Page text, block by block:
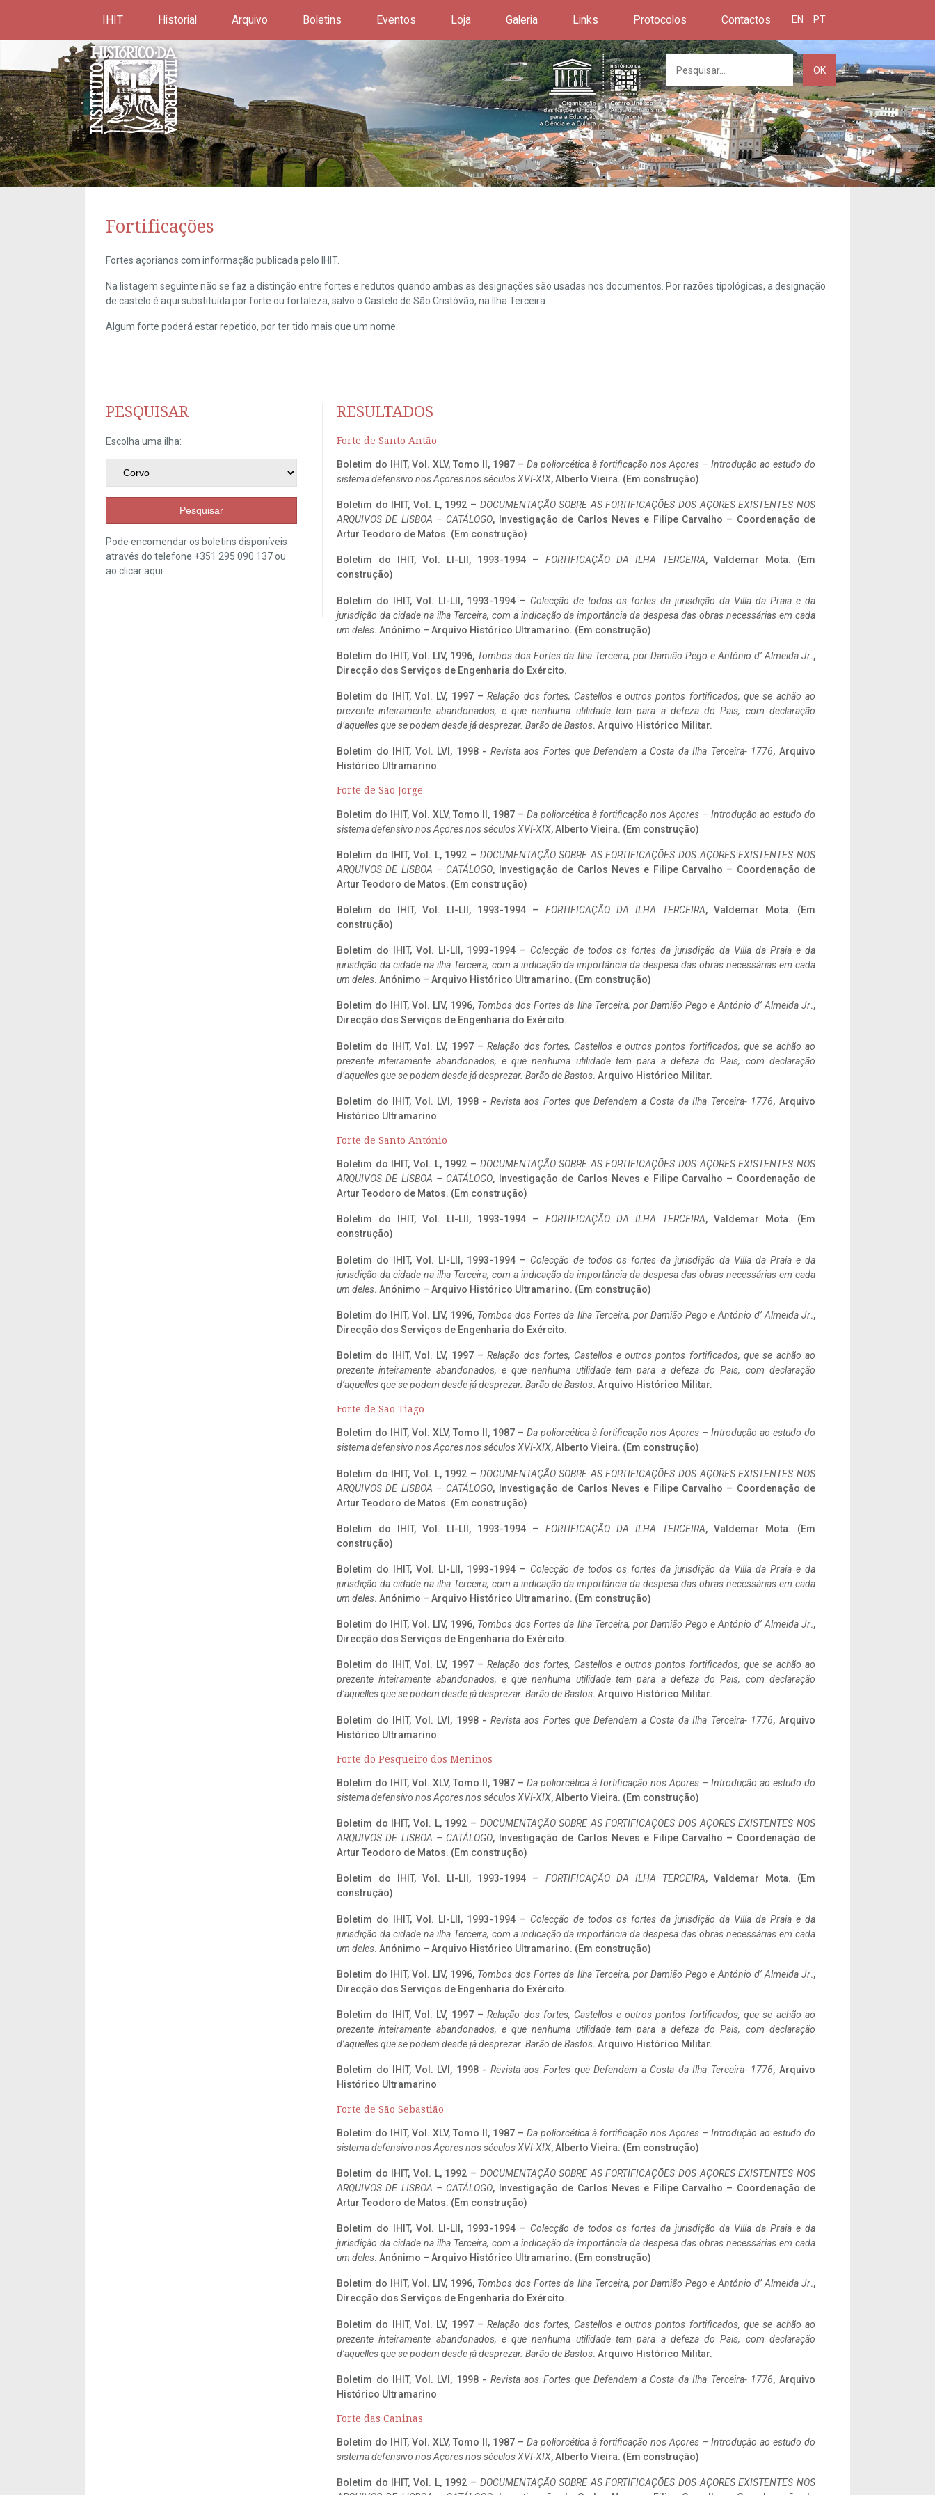
IHIT Historial Arquivo Boletins Eventos Loja Galeria Links Protocolos Contactos EN PT
OK
Fortificações
Fortes açorianos com informação publicada pelo IHIT.
Na listagem seguinte não se faz a distinção entre fortes e redutos quando ambas as designações são usadas nos documentos. Por razões tipológicas, a designação
de castelo é aqui substituída por forte ou fortaleza, salvo o Castelo de São Cristóvão, na Ilha Terceira.
Algum forte poderá estar repetido, por ter tido mais que um nome.
PESQUISAR
Escolha uma ilha:
Pesquisar
Pode encomendar os boletins disponíveis
através do telefone +351 295 090 137 ou
ao clicaraqui
RESULTADOS
Forte de Santo Antão
Boletim do IHIT, Vol. XLV, Tomo II, 1987 – Da poliorcética à fortificação nos Açores – Introdução ao estudo do
sistema defensivo nos Açores nos séculos XVI-XIX, Alberto Vieira. (Em construção)
Boletim do IHIT, Vol. L, 1992 – DOCUMENTAÇÃO SOBRE AS FORTIFICAÇÕES DOS AÇORES EXISTENTES NOS
ARQUIVOS DE LISBOA – CATÁLOGO, Investigação de Carlos Neves e Filipe Carvalho – Coordenação de
Artur Teodoro de Matos. (Em construção)
Boletim do IHIT, Vol. LI-LII, 1993-1994 – FORTIFICAÇÃO DA ILHA TERCEIRA, Valdemar Mota. (Em
construção)
Boletim do IHIT, Vol. LI-LII, 1993-1994 – Colecção de todos os fortes da jurisdição da Villa da Praia e da
jurisdição da cidade na ilha Terceira, com a indicação da importância da despesa das obras necessárias em cada
um deles. Anónimo – Arquivo Histórico Ultramarino. (Em construção)
Boletim do IHIT, Vol. LIV, 1996, Tombos dos Fortes da Ilha Terceira, por Damião Pego e António d’ Almeida Jr.,
Direcção dos Serviços de Engenharia do Exército.
Boletim do IHIT, Vol. LV, 1997 –Relação dos fortes, Castellos e outros pontos fortificados, que se achão ao
prezente inteiramente abandonados, e que nenhuma utilidade tem para a defeza do Pais, com declaração
d’aquelles que se podem desde já desprezar. Barão de Bastos. Arquivo Histórico Militar.
Boletim do IHIT, Vol. LVI, 1998 - Revista aos Fortes que Defendem a Costa da Ilha Terceira- 1776, Arquivo
Histórico Ultramarino
Forte de São Jorge
Boletim do IHIT, Vol. XLV, Tomo II, 1987 – Da poliorcética à fortificação nos Açores – Introdução ao estudo do
sistema defensivo nos Açores nos séculos XVI-XIX, Alberto Vieira. (Em construção)
Boletim do IHIT, Vol. L, 1992 – DOCUMENTAÇÃO SOBRE AS FORTIFICAÇÕES DOS AÇORES EXISTENTES NOS
ARQUIVOS DE LISBOA – CATÁLOGO, Investigação de Carlos Neves e Filipe Carvalho – Coordenação de
Artur Teodoro de Matos. (Em construção)
Boletim do IHIT, Vol. LI-LII, 1993-1994 – FORTIFICAÇÃO DA ILHA TERCEIRA, Valdemar Mota. (Em
construção)
Boletim do IHIT, Vol. LI-LII, 1993-1994 – Colecção de todos os fortes da jurisdição da Villa da Praia e da
jurisdição da cidade na ilha Terceira, com a indicação da importância da despesa das obras necessárias em cada
um deles. Anónimo – Arquivo Histórico Ultramarino. (Em construção)
Boletim do IHIT, Vol. LIV, 1996, Tombos dos Fortes da Ilha Terceira, por Damião Pego e António d’ Almeida Jr.,
Direcção dos Serviços de Engenharia do Exército.
Boletim do IHIT, Vol. LV, 1997 –Relação dos fortes, Castellos e outros pontos fortificados, que se achão ao
prezente inteiramente abandonados, e que nenhuma utilidade tem para a defeza do Pais, com declaração
d’aquelles que se podem desde já desprezar. Barão de Bastos. Arquivo Histórico Militar.
Boletim do IHIT, Vol. LVI, 1998 - Revista aos Fortes que Defendem a Costa da Ilha Terceira- 1776, Arquivo
Histórico Ultramarino
Forte de Santo António
Boletim do IHIT, Vol. L, 1992 – DOCUMENTAÇÃO SOBRE AS FORTIFICAÇÕES DOS AÇORES EXISTENTES NOS
ARQUIVOS DE LISBOA – CATÁLOGO, Investigação de Carlos Neves e Filipe Carvalho – Coordenação de
Artur Teodoro de Matos. (Em construção)
Boletim do IHIT, Vol. LI-LII, 1993-1994 – FORTIFICAÇÃO DA ILHA TERCEIRA, Valdemar Mota. (Em
construção)
Boletim do IHIT, Vol. LI-LII, 1993-1994 – Colecção de todos os fortes da jurisdição da Villa da Praia e da
jurisdição da cidade na ilha Terceira, com a indicação da importância da despesa das obras necessárias em cada
um deles. Anónimo – Arquivo Histórico Ultramarino. (Em construção)
Boletim do IHIT, Vol. LIV, 1996, Tombos dos Fortes da Ilha Terceira, por Damião Pego e António d’ Almeida Jr.,
Direcção dos Serviços de Engenharia do Exército.
Boletim do IHIT, Vol. LV, 1997 –Relação dos fortes, Castellos e outros pontos fortificados, que se achão ao
prezente inteiramente abandonados, e que nenhuma utilidade tem para a defeza do Pais, com declaração
d’aquelles que se podem desde já desprezar. Barão de Bastos. Arquivo Histórico Militar.
Forte de São Tiago
Boletim do IHIT, Vol. XLV, Tomo II, 1987 – Da poliorcética à fortificação nos Açores – Introdução ao estudo do
sistema defensivo nos Açores nos séculos XVI-XIX, Alberto Vieira. (Em construção)
Boletim do IHIT, Vol. L, 1992 – DOCUMENTAÇÃO SOBRE AS FORTIFICAÇÕES DOS AÇORES EXISTENTES NOS
ARQUIVOS DE LISBOA – CATÁLOGO, Investigação de Carlos Neves e Filipe Carvalho – Coordenação de
Artur Teodoro de Matos. (Em construção)
Boletim do IHIT, Vol. LI-LII, 1993-1994 – FORTIFICAÇÃO DA ILHA TERCEIRA, Valdemar Mota. (Em
construção)
Boletim do IHIT, Vol. LI-LII, 1993-1994 – Colecção de todos os fortes da jurisdição da Villa da Praia e da
jurisdição da cidade na ilha Terceira, com a indicação da importância da despesa das obras necessárias em cada
um deles. Anónimo – Arquivo Histórico Ultramarino. (Em construção)
Boletim do IHIT, Vol. LIV, 1996, Tombos dos Fortes da Ilha Terceira, por Damião Pego e António d’ Almeida Jr.,
Direcção dos Serviços de Engenharia do Exército.
Boletim do IHIT, Vol. LV, 1997 –Relação dos fortes, Castellos e outros pontos fortificados, que se achão ao
prezente inteiramente abandonados, e que nenhuma utilidade tem para a defeza do Pais, com declaração
d’aquelles que se podem desde já desprezar. Barão de Bastos. Arquivo Histórico Militar.
Boletim do IHIT, Vol. LVI, 1998 - Revista aos Fortes que Defendem a Costa da Ilha Terceira- 1776, Arquivo
Histórico Ultramarino
Forte do Pesqueiro dos Meninos
Boletim do IHIT, Vol. XLV, Tomo II, 1987 – Da poliorcética à fortificação nos Açores – Introdução ao estudo do
sistema defensivo nos Açores nos séculos XVI-XIX, Alberto Vieira. (Em construção)
Boletim do IHIT, Vol. L, 1992 – DOCUMENTAÇÃO SOBRE AS FORTIFICAÇÕES DOS AÇORES EXISTENTES NOS
ARQUIVOS DE LISBOA – CATÁLOGO, Investigação de Carlos Neves e Filipe Carvalho – Coordenação de
Artur Teodoro de Matos. (Em construção)
Boletim do IHIT, Vol. LI-LII, 1993-1994 – FORTIFICAÇÃO DA ILHA TERCEIRA, Valdemar Mota. (Em
construção)
Boletim do IHIT, Vol. LI-LII, 1993-1994 – Colecção de todos os fortes da jurisdição da Villa da Praia e da
jurisdição da cidade na ilha Terceira, com a indicação da importância da despesa das obras necessárias em cada
um deles. Anónimo – Arquivo Histórico Ultramarino. (Em construção)
Boletim do IHIT, Vol. LIV, 1996, Tombos dos Fortes da Ilha Terceira, por Damião Pego e António d’ Almeida Jr.,
Direcção dos Serviços de Engenharia do Exército.
Boletim do IHIT, Vol. LV, 1997 –Relação dos fortes, Castellos e outros pontos fortificados, que se achão ao
prezente inteiramente abandonados, e que nenhuma utilidade tem para a defeza do Pais, com declaração
d’aquelles que se podem desde já desprezar. Barão de Bastos. Arquivo Histórico Militar.
Boletim do IHIT, Vol. LVI, 1998 - Revista aos Fortes que Defendem a Costa da Ilha Terceira- 1776, Arquivo
Histórico Ultramarino
Forte de São Sebastião
Boletim do IHIT, Vol. XLV, Tomo II, 1987 – Da poliorcética à fortificação nos Açores – Introdução ao estudo do
sistema defensivo nos Açores nos séculos XVI-XIX, Alberto Vieira. (Em construção)
Boletim do IHIT, Vol. L, 1992 – DOCUMENTAÇÃO SOBRE AS FORTIFICAÇÕES DOS AÇORES EXISTENTES NOS
ARQUIVOS DE LISBOA – CATÁLOGO, Investigação de Carlos Neves e Filipe Carvalho – Coordenação de
Artur Teodoro de Matos. (Em construção)
Boletim do IHIT, Vol. LI-LII, 1993-1994 – Colecção de todos os fortes da jurisdição da Villa da Praia e da
jurisdição da cidade na ilha Terceira, com a indicação da importância da despesa das obras necessárias em cada
um deles. Anónimo – Arquivo Histórico Ultramarino. (Em construção)
Boletim do IHIT, Vol. LIV, 1996, Tombos dos Fortes da Ilha Terceira, por Damião Pego e António d’ Almeida Jr.,
Direcção dos Serviços de Engenharia do Exército.
Boletim do IHIT, Vol. LV, 1997 –Relação dos fortes, Castellos e outros pontos fortificados, que se achão ao
prezente inteiramente abandonados, e que nenhuma utilidade tem para a defeza do Pais, com declaração
d’aquelles que se podem desde já desprezar. Barão de Bastos. Arquivo Histórico Militar.
Boletim do IHIT, Vol. LVI, 1998 - Revista aos Fortes que Defendem a Costa da Ilha Terceira- 1776, Arquivo
Histórico Ultramarino
Forte das Caninas
Boletim do IHIT, Vol. XLV, Tomo II, 1987 – Da poliorcética à fortificação nos Açores – Introdução ao estudo do
sistema defensivo nos Açores nos séculos XVI-XIX, Alberto Vieira. (Em construção)
Boletim do IHIT, Vol. L, 1992 – DOCUMENTAÇÃO SOBRE AS FORTIFICAÇÕES DOS AÇORES EXISTENTES NOS